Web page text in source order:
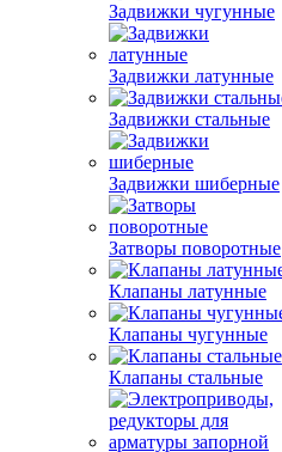
Задвижки чугунные
Задвижки латунные
Задвижки стальные
Задвижки шиберные
Затворы поворотные
Клапаны латунные
Клапаны чугунные
Клапаны стальные